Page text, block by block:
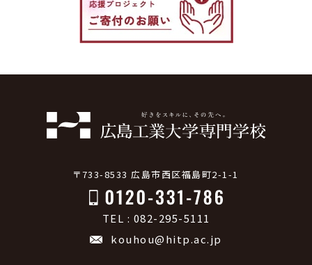
〒733-8533 広島市西区福島町2-1-1
TEL : 082-295-5111
kouhou@hitp.ac.jp